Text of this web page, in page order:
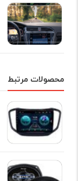
محصولات مرتبط